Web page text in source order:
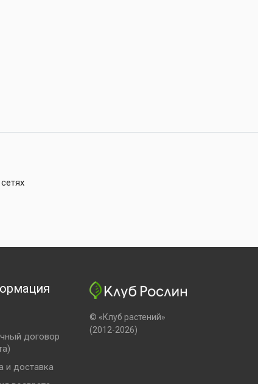
договор
и доставка
© «Клуб растений»
(2012-2026)